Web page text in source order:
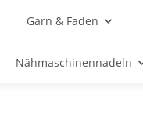
Garn & Faden
Nähmaschinennadeln